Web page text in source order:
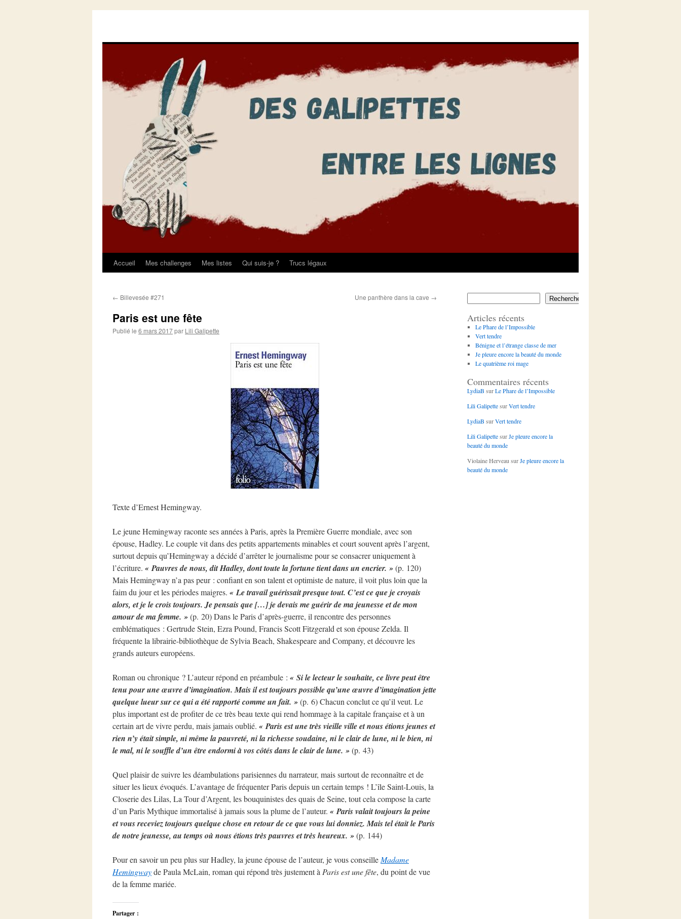
Aller
contenu
Accueil Mes challenges Mes listes Qui suis-je ? Trucs légaux
← Billevesée #271 Une panthère dans la cave →
Paris est une fête
Publié le 6 mars 2017par Lili Galipette
Texte d’Ernest Hemingway.
Le jeune Hemingway raconte ses années à Paris, après la Première Guerre mondiale, avec son
épouse, Hadley. Le couple vit dans des petits appartements minables et court souvent après l’argent,
surtout depuis qu’Hemingway a décidé d’arrêter le journalisme pour se consacrer uniquement à
l’écriture. « Pauvres de nous, dit Hadley, dont toute la fortune tient dans un encrier. »(p. 120)
Mais Hemingway n’a pas peur : confiant en son talent et optimiste de nature, il voit plus loin que la
faim du jour et les périodes maigres. « Le travail guérissait presque tout. C’est ce que je croyais
alors, et je le crois toujours. Je pensais que […] je devais me guérir de ma jeunesse et de mon
amour de ma femme. »(p. 20) Dans le Paris d’après-guerre, il rencontre des personnes
emblématiques : Gertrude Stein, Ezra Pound, Francis Scott Fitzgerald et son épouse Zelda. Il
fréquente la librairie-bibliothèque de Sylvia Beach, Shakespeare and Company, et découvre les
grands auteurs européens.
Roman ou chronique ? L’auteur répond en préambule : « Si le lecteur le souhaite, ce livre peut être
tenu pour une œuvre d’imagination. Mais il est toujours possible qu’une œuvre d’imagination jette
quelque lueur sur ce qui a été rapporté comme un fait. »(p. 6) Chacun conclut ce qu’il veut. Le
plus important est de profiter de ce très beau texte qui rend hommage à la capitale française et à un
certain art de vivre perdu, mais jamais oublié. « Paris est une très vieille ville et nous étions jeunes et
rien n’y était simple, ni même la pauvreté, ni la richesse soudaine, ni le clair de lune, ni le bien, ni
le mal, ni le souffle d’un être endormi à vos côtés dans le clair de lune. »(p. 43)
Quel plaisir de suivre les déambulations parisiennes du narrateur, mais surtout de reconnaître et de
situer les lieux évoqués. L’avantage de fréquenter Paris depuis un certain temps ! L’île Saint-Louis, la
Closerie des Lilas, La Tour d’Argent, les bouquinistes des quais de Seine, tout cela compose la carte
d’un Paris Mythique immortalisé à jamais sous la plume de l’auteur. « Paris valait toujours la peine
et vous receviez toujours quelque chose en retour de ce que vous lui donniez. Mais tel était le Paris
de notre jeunesse, au temps où nous étions très pauvres et très heureux. »(p. 144)
Pour en savoir un peu plus sur Hadley, la jeune épouse de l’auteur, je vous conseille Madame
Hemingwayde Paula McLain, roman qui répond très justement à Paris est une fête, du point de vue
de la femme mariée.
Partager :
Rechercher
Articles récents
Le Phare de l’Impossible
Vert tendre
Bénigne et l’étrange classe de mer
Je pleure encore la beauté du monde
Le quatrième roi mage
Commentaires récents
LydiaB surLe Phare de l’Impossible
Lili GalipettesurVert tendre
LydiaB surVert tendre
Lili GalipettesurJe pleure encore la
beauté du monde
Violaine Herveau surJe pleure encore la
beauté du monde